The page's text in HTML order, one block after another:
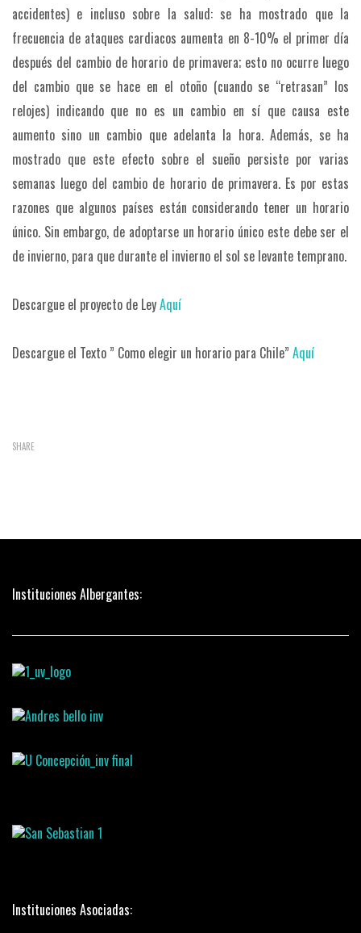
accidentes) e incluso sobre la salud: se ha mostrado que la
frecuencia de ataques cardiacos aumenta en 8-10% el primer día
después del cambio de horario de primavera; esto no ocurre luego
del cambio que se hace en el otoño (cuando se “retrasan” los
relojes) indicando que no es un cambio en sí que causa este
aumento sino un cambio que adelanta la hora. Además, se ha
mostrado que este efecto sobre el sueño persiste por varias
semanas luego del cambio de horario de primavera. Es por estas
razones que algunos países están considerando tener un horario
único. Sin embargo, de adoptarse un horario único este debe ser el
de invierno, para que durante el invierno el sol se levante temprano.
Descargue el proyecto de LeyAquí
Descargue el Texto ” Como elegir un horario para Chile” Aquí
SHARE
Instituciones Albergantes:
Instituciones Asociadas: